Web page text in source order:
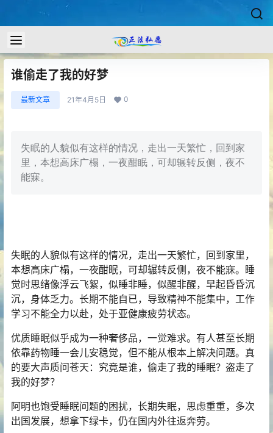
谁偷走了我的好梦
最新文章 21年4月5日 0
失眠的人貌似有这样的情况，走出一天繁忙，回到家
里，本想高床广榻，一夜酣眠，可却辗转反侧，夜不
能寐。
失眠的人貌似有这样的情况，走出一天繁忙，回到家里，
本想高床广榻，一夜酣眠，可却辗转反侧，夜不能寐。睡
觉时思绪像浮云飞絮，似睡非睡，似醒非醒，早起昏昏沉
沉，身体乏力。长期不能自已，导致精神不能集中，工作
学习不能全力以赴，处于亚健康疲劳状态。
优质睡眠似乎成为一种奢侈品，一觉难求。有人甚至长期
依靠药物睡一会儿安稳觉，但不能从根本上解决问题。真
的要大声质问苍天：究竟是谁，偷走了我的睡眠？盗走了
我的好梦？
阿明也饱受睡眠问题的困扰，长期失眠，思虑重重，多次
出国发展，想拿下绿卡，仍在国内外往返奔劳。